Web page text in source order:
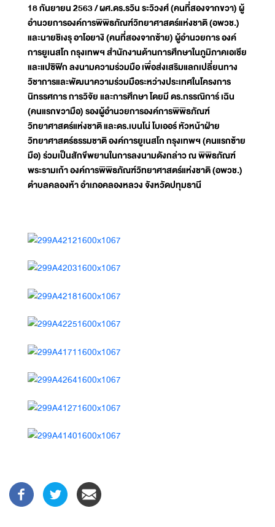
18 กันยายน 2563 / ผศ.ดร.รวิน ระวิวงศ์ (คนที่สองจากขวา) ผู้
อำนวยการองค์การพิพิธภัณฑ์วิทยาศาสตร์แห่งชาติ (อพวช.)
และนายชิเงรุ อาโอยางิ (คนที่สองจากซ้าย) ผู้อำนวยการ องค์
การยูเนสโก กรุงเทพฯ สำนักงานด้านการศึกษาในภูมิภาคเอเชีย
และแปซิฟิก ลงนามความร่วมมือ เพื่อส่งเสริมแลกเปลี่ยนทาง
วิชาการและพัฒนาความร่วมมือระหว่างประเทศในโครงการ
นิทรรศการ การวิจัย และการศึกษา โดยมี ดร.กรรณิการ์ เฉิน
(คนแรกขวามือ) รองผู้อำนวยการองค์การพิพิธภัณฑ์
วิทยาศาสตร์แห่งชาติ และดร.เบนโน่ โบเออร์ หัวหน้าฝ่าย
วิทยาศาสตร์ธรรมชาติ องค์การยูเนสโก กรุงเทพฯ (คนแรกซ้าย
มือ) ร่วมเป็นสักขีพยานในการลงนามดังกล่าว ณ พิพิธภัณฑ์
พระรามเก้า องค์การพิพิธภัณฑ์วิทยาศาสตร์แห่งชาติ (อพวช.)
ตำบลคลองห้า อำเภอคลองหลวง จังหวัดปทุมธานี